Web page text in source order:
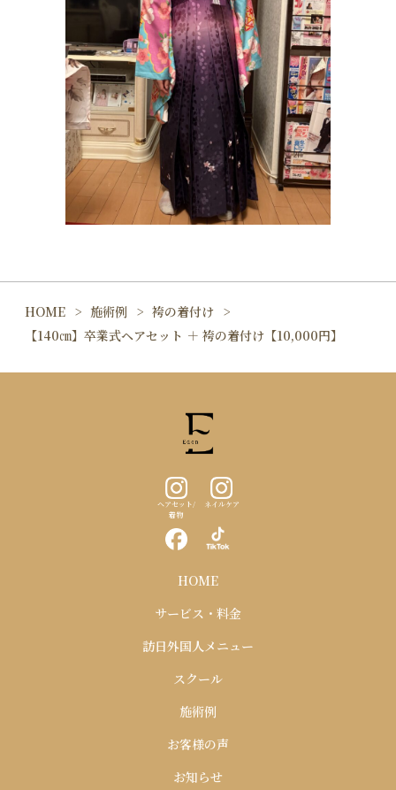
HOME 施術例
袴の着付け
【140㎝】卒業式ヘアセット ＋ 袴の着付け【10,000円】
ヘアセット/
着物
ネイルケア
HOME
サービス・料金
訪日外国人メニュー
スクール
施術例
お客様の声
お知らせ